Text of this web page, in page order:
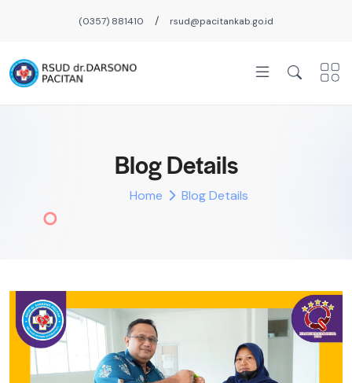
(0357) 881410 / rsud@pacitankab.go.id
Blog Details
Home Blog Details